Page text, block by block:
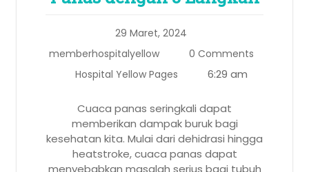
29 Maret, 2024
memberhospitalyellow
0 Comments
Hospital Yellow Pages
6:29 am
Cuaca panas seringkali dapat
memberikan dampak buruk bagi
kesehatan kita. Mulai dari dehidrasi hingga
heatstroke, cuaca panas dapat